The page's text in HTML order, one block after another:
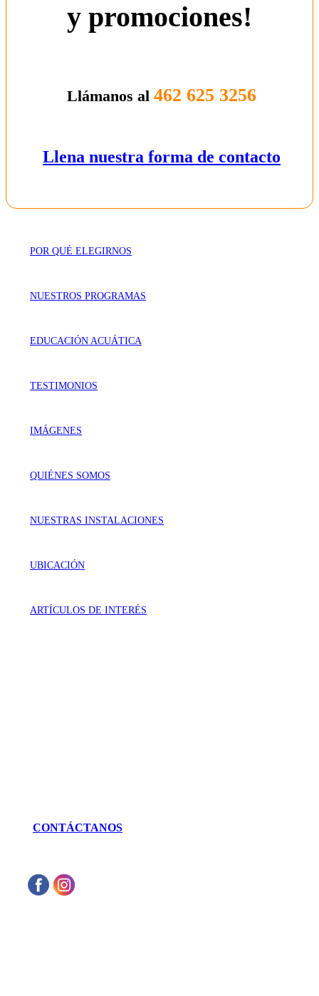
y promociones!
Llámanos al 462 625 3256
Llena nuestra forma de contacto
POR QUÉ ELEGIRNOS
NUESTROS PROGRAMAS
EDUCACIÓN ACUÁTICA
TESTIMONIOS
IMÁGENES
QUIÉNES SOMOS
NUESTRAS INSTALACIONES
UBICACIÓN
ARTÍCULOS DE INTERÉS
CONTÁCTANOS